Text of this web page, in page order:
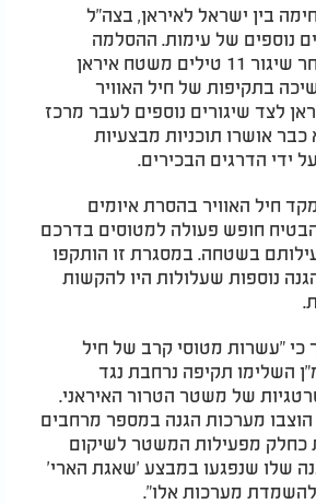
בין ישראל לאיראן, בצה"ל
נוספים של עימות. ההסלמה
הנוכחית החלה לאחר שיגור 11 טילים משטח איראן
בתקיפות של חיל האוויר
לצד שיגורים נוספים לעבר מרכז
אושרו תוכניות מבצעיות
ידי הדרגים הבכירים.
חיל האוויר בהסרת איומים
חופש פעולה למטוסים בדרכם
בשטחה. במסגרת זו הותקפו
נוספות שעלולות היו להקשות
כי "עשרות מטוסי קרב של חיל
השלימו תקיפה נרחבת נגד
של משטר הטרור האיראני.
מערכות הגנה במספר מרחבים
כחלק מפעילות המשטר לשיקום
שלו שנפגעו במבצע 'שאגת הארי'
מערכות אלו".